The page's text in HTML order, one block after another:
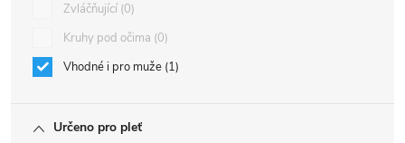
Zvláčňující 0
Kruhy pod očima 0
Vhodné i pro muže 1
Určeno pro pleť